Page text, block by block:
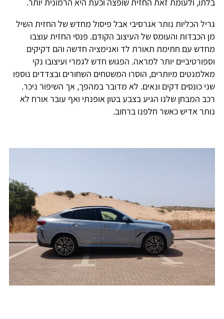
גריל הכליות נותר אגרסיבי אבל פיסול מחדש של החזית השיל
מן הכבדות והעומס של העיצוב הקודם. פנסי החזית עוצבו
מחדש עם חתימת תאורת לד ואנימציה חדשה והם דקיקים
וספורטיביים יותר למראה. הפגוש חדש לגמרי ועיצובו נקי
מאלמנטים מיותרים, הוסרו המשטחים השחורים ובצדדים נוספו
שני כונסים דקים ונאים. לא מדובר במהפך, אך השיפור ניכר.
רכב המבחן שלנו הגיע בצבע בטון אופנתי ואף עובר אורח לא
נותר אדיש כאשר חלפנו ברחוב.